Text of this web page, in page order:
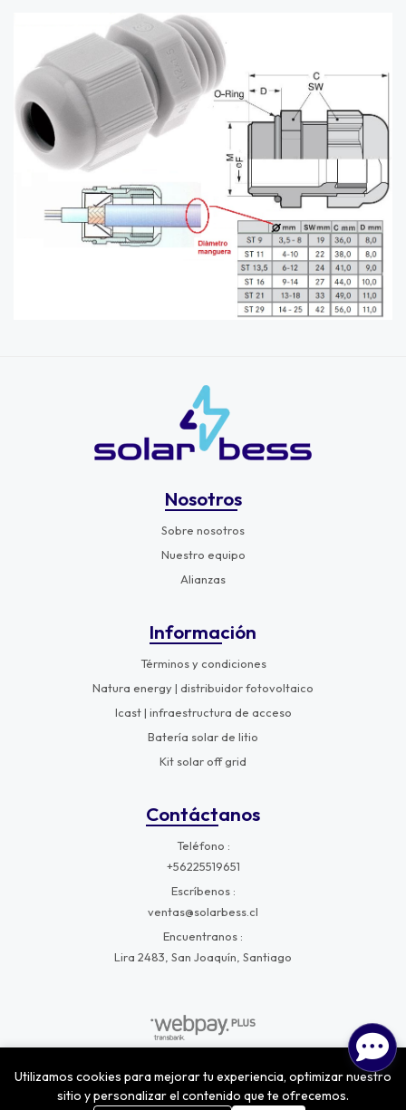
Nosotros
Sobre nosotros
Nuestro equipo
Alianzas
Información
Términos y condiciones
Natura energy | distribuidor fotovoltaico
Icast | infraestructura de acceso
Batería solar de litio
Kit solar off grid
Contáctanos
Teléfono
+56225519651
Escríbenos
ventas@solarbess.cl
Encuentranos
Lira 2483, San Joaquín, Santiago
SolarBess © 2026¿Te gusta mi tienda? Yo vendo conBsale
Utilizamos cookies para mejorar tu experiencia, optimizar nuestro
sitio y personalizar el contenido que te ofrecemos.